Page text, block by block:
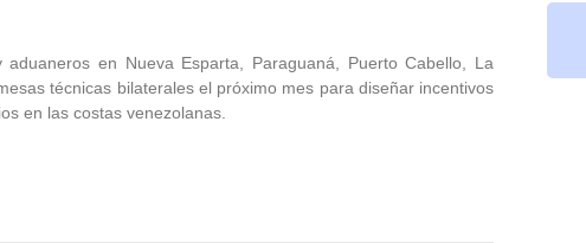
en Nueva Esparta, Paraguaná, Puerto Cabello, La
técnicas bilaterales el próximo mes para diseñar incentivos
en las costas venezolanas.